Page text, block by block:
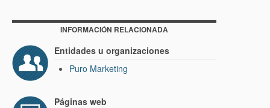
INFORMACIÓN RELACIONADA
Entidades u organizaciones
Puro Marketing
Páginas web